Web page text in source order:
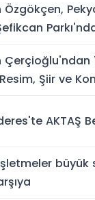
Özgökçen,
Çerçioğlu'ndan
Şiir ve
AKTAŞ
siber risklerle